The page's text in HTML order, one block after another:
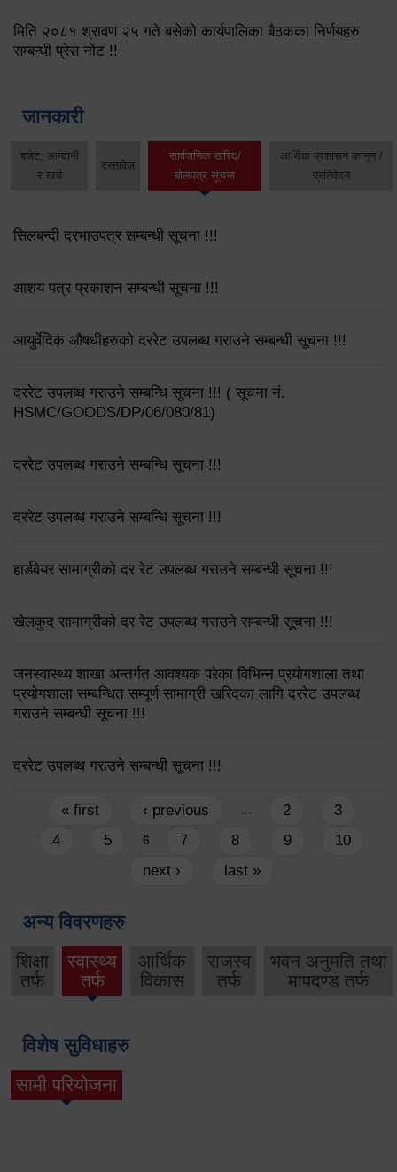
मिति २०८१ श्रावण २५ गते बसेको कार्यपालिका बैठकका निर्णयहरु
सम्बन्धी प्रेस नोट !!
जानकारी
बजेट, आम्दानी
र खर्च
दस्तावेज
सार्वजनिक खरिद/
बोलपत्र सूचना
आर्थिक प्रशासन कानुन /
प्रतिवेदन
सिलबन्दी दरभाउपत्र सम्बन्धी सूचना !!!
आशय पत्र प्रकाशन सम्बन्धी सूचना !!!
आयुर्वेदिक औषधीहरुको दररेट उपलब्ध गराउने सम्बन्धी सूचना !!!
दररेट उपलब्ध गराउने सम्बन्धि सूचना !!! ( सूचना नं.
HSMC/GOODS/DP/06/080/81)
दररेट उपलब्ध गराउने सम्बन्धि सूचना !!!
दररेट उपलब्ध गराउने सम्बन्धि सूचना !!!
हार्डवेयर सामाग्रीको दर रेट उपलब्ध गराउने सम्बन्धी सूचना !!!
खेलकुद सामाग्रीको दर रेट उपलब्ध गराउने सम्बन्धी सूचना !!!
जनस्वास्थ्य शाखा अन्तर्गत आवश्यक परेका विभिन्न प्रयोगशाला तथा
प्रयोगशाला सम्बन्धित सम्पूर्ण सामाग्री खरिदका लागि दररेट उपलब्ध
गराउने सम्बन्धी सूचना !!!
दररेट उपलब्ध गराउने सम्बन्धी सूचना !!!
Pages
« first ‹ previous … 2
3
4
5 6 7 8 9
10
next ›
last »
अन्य विवरणहरु
शिक्षा
तर्फ
स्वास्थ्य
तर्फ
आर्थिक
विकास
राजस्व
तर्फ
भवन अनुमति तथा
मापदण्ड तर्फ
विशेष सुविधाहरु
सामी परियोजना
(active tab)